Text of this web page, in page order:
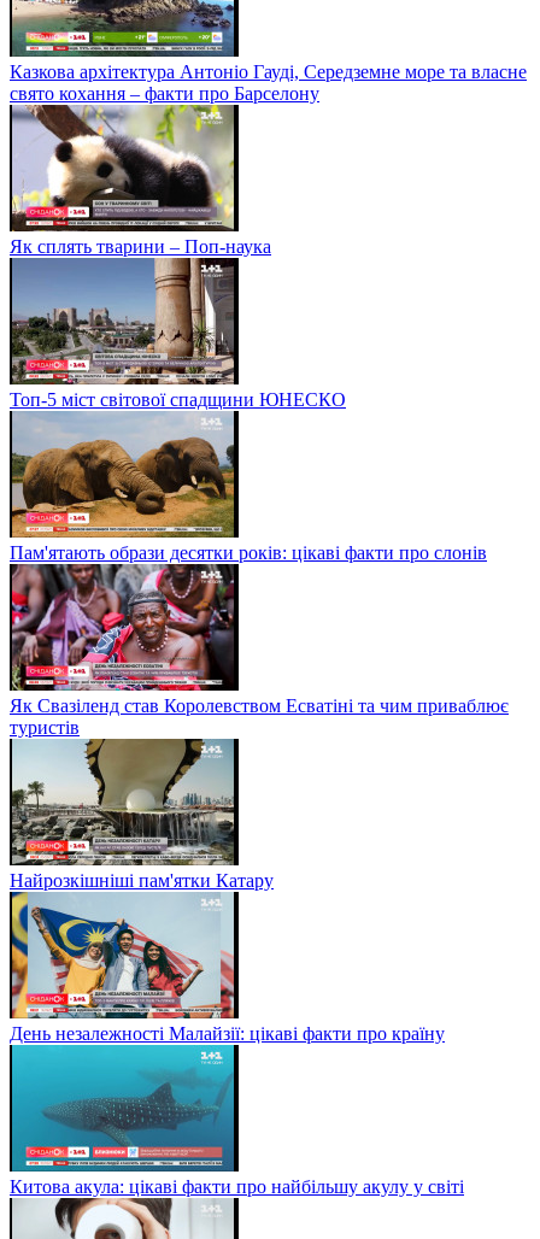
Казкова архітектура Антоніо Гауді, Середземне море та власне
свято кохання – факти про Барселону
Як сплять тварини – Поп-наука
Топ-5 міст світової спадщини ЮНЕСКО
Пам'ятають образи десятки років: цікаві факти про слонів
Як Свазіленд став Королевством Есватіні та чим приваблює
туристів
Найрозкішніші пам'ятки Катару
День незалежності Малайзії: цікаві факти про країну
Китова акула: цікаві факти про найбільшу акулу у світі